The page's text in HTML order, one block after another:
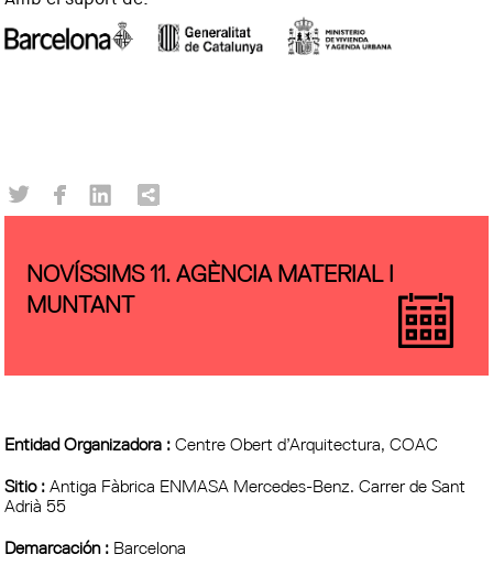
NOVÍSSIMS 11. AGÈNCIA MATERIAL I
MUNTANT
Entidad Organizadora :Centre Obert d’Arquitectura, COAC
Sitio :Antiga Fàbrica ENMASA Mercedes-Benz. Carrer de Sant
Adrià 55
Demarcación : Barcelona